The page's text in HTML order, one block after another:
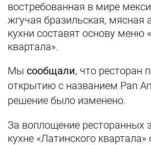
востребованная в мире
жгучая бразильская, мясная
кухни составят основу меню
квартала».
Мы сообщали, что ресторан
открытию с названием Pan
решение было изменено.
За воплощение ресторанных
кухне «Латинского квартала»